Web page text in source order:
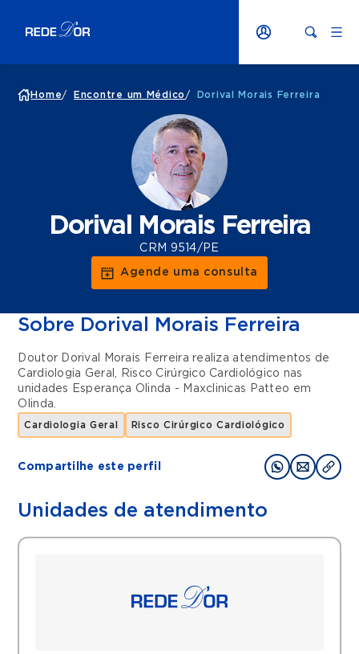
Home/ Encontre um Médico / Dorival Morais Ferreira
Dorival Morais Ferreira
CRM 9514/PE
Agende uma consulta
Sobre Dorival Morais Ferreira
Doutor Dorival Morais Ferreira realiza atendimentos de
Cardiologia Geral, Risco Cirúrgico Cardiológico nas
unidades
Esperança Olinda - Maxclinicas Patteo em
Olinda.
Cardiologia Geral Risco Cirúrgico Cardiológico
Compartilhe este perfil
Unidades de atendimento